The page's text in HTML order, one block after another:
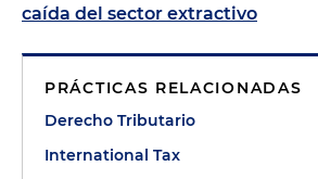
caída del sector extractivo
PRÁCTICAS RELACIONADAS
Derecho Tributario
International Tax